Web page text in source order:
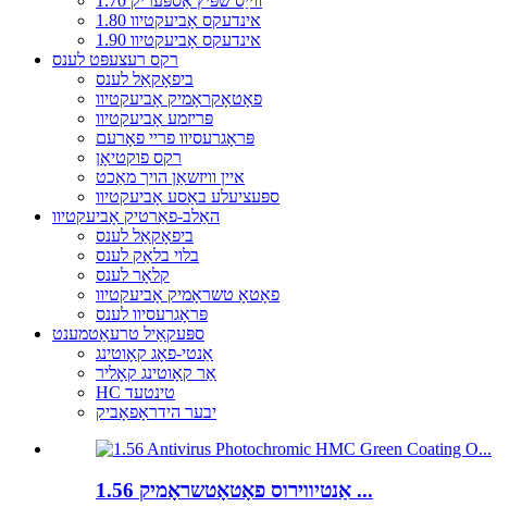
1.80 אינדעקס אָביעקטיוו
1.90 אינדעקס אָביעקטיוו
רקס רעצעפּט לענס
ביפאָקאַל לענס
פאָטאָקראָמיק אָביעקטיוו
פּריזמע אָביעקטיוו
פּראָגרעסיוו פריי פאָרעם
רקס פוקטיאָן
איין וויזשאַן הויך מאַכט
ספּעציעלע באַסע אָביעקטיוו
האַלב-פאַרטיק אָביעקטיוו
ביפאָקאַל לענס
בלוי בלאַק לענס
קלאָר לענס
פאָטאָ טשראָמיק אָביעקטיוו
פּראָגרעסיוו לענס
ספּעקאַיל טרעאַטמענט
אַנטי-פאָג קאָוטינג
אַר קאָוטינג קאָליר
HC טינטעד
יבער הידראָפאָביק
1.56 אַנטיווירוס פאָטאָטשראָמיק ...